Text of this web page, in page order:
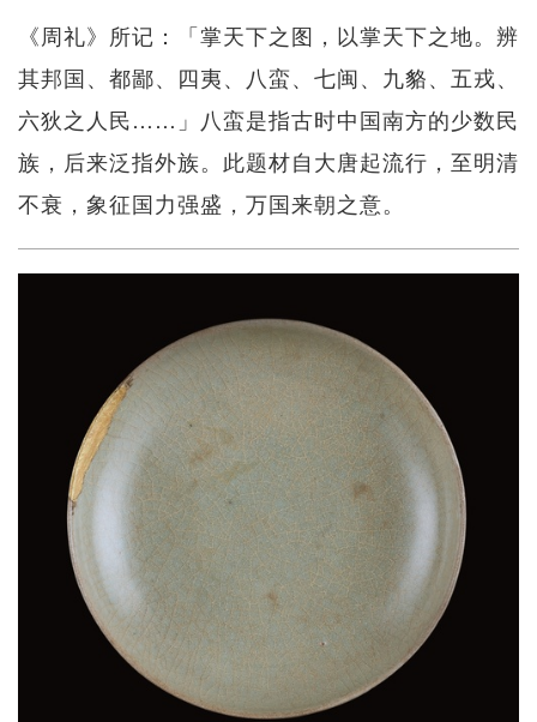
《周礼》所记：「掌天下之图，以掌天下之地。辨
其邦国、都鄙、四夷、八蛮、七闽、九貉、五戎、
六狄之人民……」八蛮是指古时中国南方的少数民
族，后来泛指外族。此题材自大唐起流行，至明清
不衰，象征国力强盛，万国来朝之意。